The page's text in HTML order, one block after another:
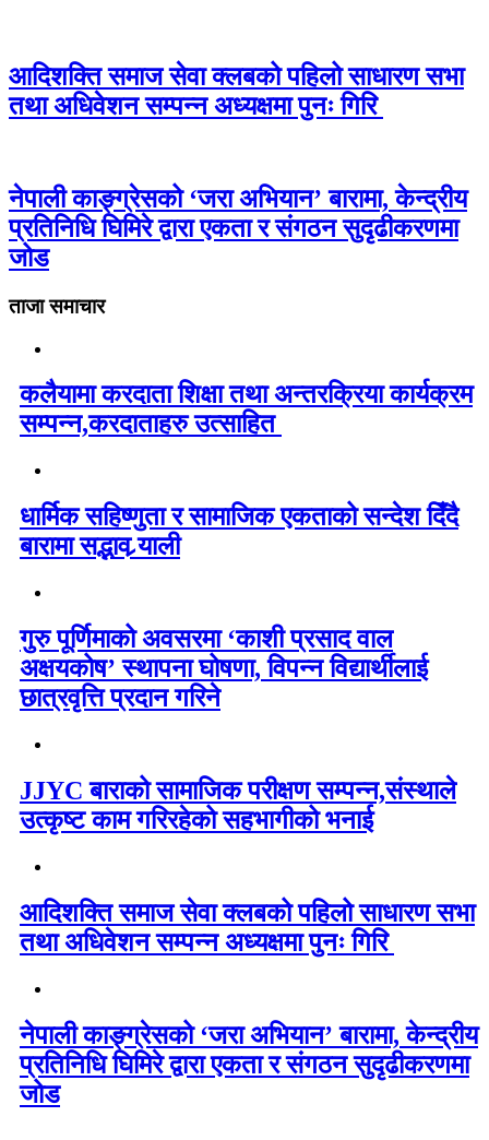
आदिशक्ति समाज सेवा क्लबको पहिलो साधारण सभा
तथा अधिवेशन सम्पन्न अध्यक्षमा पुनः गिरि
नेपाली काङ्ग्रेसको ‘जरा अभियान’ बारामा, केन्द्रीय
प्रतिनिधि घिमिरे द्वारा एकता र संगठन सुदृढीकरणमा
जोड
ताजा समाचार
कलैयामा करदाता शिक्षा तथा अन्तरक्रिया कार्यक्रम
सम्पन्न,करदाताहरु उत्साहित
धार्मिक सहिष्णुता र सामाजिक एकताको सन्देश दिँदै
बारामा सद्भाव र्‍याली
गुरु पूर्णिमाको अवसरमा ‘काशी प्रसाद वाल
अक्षयकोष’ स्थापना घोषणा, विपन्न विद्यार्थीलाई
छात्रवृत्ति प्रदान गरिने
JJYC बाराको सामाजिक परीक्षण सम्पन्न,संस्थाले
उत्कृष्ट काम गरिरहेको सहभागीको भनाई
आदिशक्ति समाज सेवा क्लबको पहिलो साधारण सभा
तथा अधिवेशन सम्पन्न अध्यक्षमा पुनः गिरि
नेपाली काङ्ग्रेसको ‘जरा अभियान’ बारामा, केन्द्रीय
प्रतिनिधि घिमिरे द्वारा एकता र संगठन सुदृढीकरणमा
जोड